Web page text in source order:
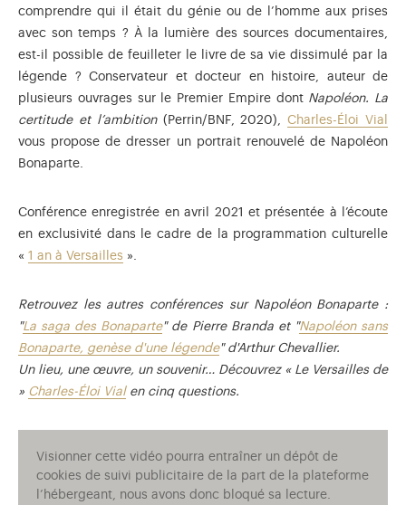
onglet)
nouvel onglet)
fenêtre modale)
de l'application (ouverture dans un nouvel onglet)
comprendre qui il était du génie ou de l’homme aux prises
avec son temps ? À la lumière des sources documentaires,
est-il possible de feuilleter le livre de sa vie dissimulé par la
légende ? Conservateur et docteur en histoire, auteur de
plusieurs ouvrages sur le Premier Empire dont Napoléon. La
certitude et l’ambition(Perrin/BNF, 2020),Charles-Éloi Vial
vous propose de dresser un portrait renouvelé de Napoléon
Bonaparte.
Conférence enregistrée en avril 2021 et présentée à l’écoute
en exclusivité dans le cadre de la programmation culturelle
« 1 an à Versailles ».
Retrouvez les autres conférences sur Napoléon Bonaparte :
"La saga des Bonaparte" de Pierre Branda et "Napoléon sans
Bonaparte, genèse d'une légende" d'Arthur Chevallier.
Un lieu, une œuvre, un souvenir… Découvrez « Le Versailles de
» Charles-Éloi Vialen cinq questions.
Visionner cette vidéo pourra entraîner un dépôt de
cookies de suivi publicitaire de la part de la plateforme
l’hébergeant, nous avons donc bloqué sa lecture.